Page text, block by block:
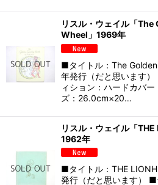
リスル・ウェイル「
Wheel」1969年
■タイトル：The
年発行（だと思います
ィション：ハードカバ
ズ：26.0cm×20…
リスル・ウェイル「THE
1962年
■タイトル：THE
発行（だと思います）